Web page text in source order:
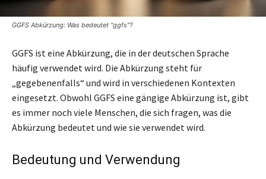
GGFS Abkürzung: Was bedeutet "ggfs"?
GGFS ist eine Abkürzung, die in der deutschen Sprache
häufig verwendet wird. Die Abkürzung steht für
„gegebenenfalls“ und wird in verschiedenen Kontexten
eingesetzt. Obwohl GGFS eine gängige Abkürzung ist, gibt
es immer noch viele Menschen, die sich fragen, was die
Abkürzung bedeutet und wie sie verwendet wird.
Bedeutung und Verwendung